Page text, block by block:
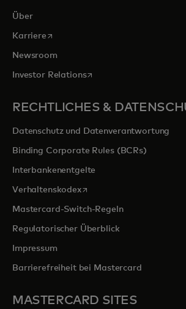
Über
Karrierewird in einer neuen Registerkarte
Newsroom
Investor Relationswird in einer neuen
RECHTLICHES &
Datenschutz und Datenverantwortung
Binding Corporate Rules (BCRs)
Interbankenentgelte
Verhaltenskodexwird in einer neuen
Mastercard-Switch-Regeln
Regulatorischer Überblick
Impressum
Barrierefreiheit bei Mastercard
MASTERCARD SITES